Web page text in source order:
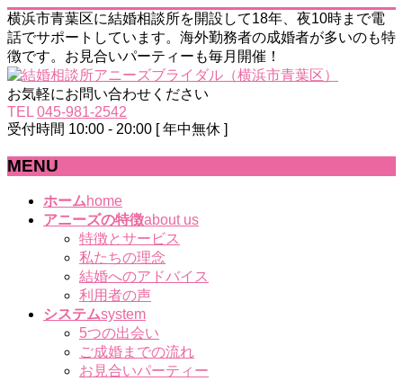
横浜市青葉区に結婚相談所を開設して18年、夜10時まで電
話でサポートしています。海外勤務者の成婚者が多いのも特
徴です。お見合いパーティーも毎月開催！
お気軽にお問い合わせください
TEL 045-981-2542
受付時間 10:00 - 20:00 [ 年中無休 ]
MENU
ホームhome
アニーズの特徴about us
特徴とサービス
私たちの理念
結婚へのアドバイス
利用者の声
システムsystem
5つの出会い
ご成婚までの流れ
お見合いパーティー